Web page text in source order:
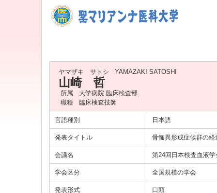
ヤマザキ サトシ YAMAZAKI SATOSHI
山崎 哲
所属
大学病院 臨床検査部
職種
臨床検査技師
言語種別 日本語
発表タイトル 骨髄異形成症候群の
会議名 第24回日本検査血液
学会区分 全国規模の学会
発表形式 口頭